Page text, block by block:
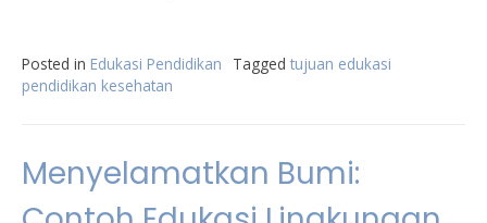
Posted in Edukasi Pendidikan Tagged tujuan edukasi
pendidikan kesehatan
Menyelamatkan Bumi: